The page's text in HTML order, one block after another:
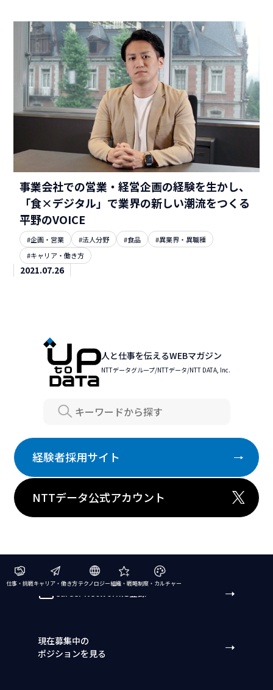
事業会社での営業・経営企画の経験を生かし、
「食×デジタル」で業界の新しい潮流をつくる
平野のVOICE
#企画・営業 #法人分野 #食品
#異業界・異職種
#キャリア・働き方
2021.07.26
人と仕事を伝えるWEBマガジン
NTTデータグループ/NTTデータ/NTT DATA, Inc.
Search
経験者採用サイト
NTTデータ公式アカウント
仕事・挑戦キャリア・働き方テクノロジー組織・戦略制度・カルチャー
Career Networkに登録
現在募集中の
ポジションを見る